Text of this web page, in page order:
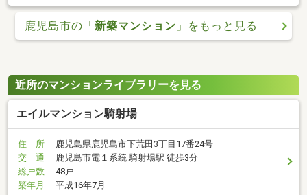
鹿児島市の「新築マンション 」をもっと見る
近所のマンションライブラリーを見る
エイルマンション騎射場
住 所
鹿児島県鹿児島市下荒田3丁目17番24号
交 通
鹿児島市電１系統 騎射場駅 徒歩3分
総戸数
48戸
築年月
平成16年7月